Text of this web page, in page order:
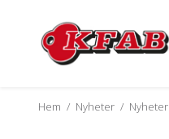
Hoppa
Hem / Nyheter / Nyheter